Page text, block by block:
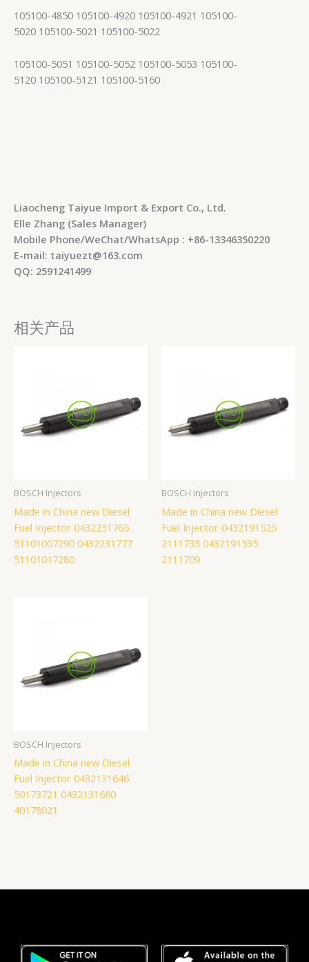
105100-4850 105100-4920 105100-4921 105100-
5020 105100-5021 105100-5022
105100-5051 105100-5052 105100-5053 105100-
5120 105100-5121 105100-5160
Liaocheng Taiyue Import & Export Co., Ltd.
Elle Zhang (Sales Manager)
Mobile Phone/WeChat/WhatsApp : +86-13346350220
E-mail: taiyuezt@163.com
QQ: 2591241499
相关产品
BOSCH Injectors
Made in China new Diesel
Fuel Injector 0432231765
51101007290 0432231777
51101017280
BOSCH Injectors
Made in China new Diesel
Fuel Injector 0432191525
2111733 0432191535
2111709
BOSCH Injectors
Made in China new Diesel
Fuel Injector 0432131646
50173721 0432131680
40178021